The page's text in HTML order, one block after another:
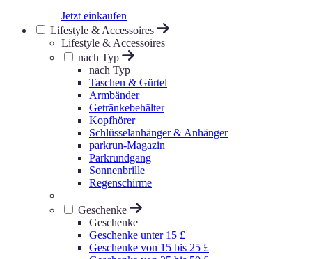
Jetzt einkaufen
Lifestyle & Accessoires
Lifestyle & Accessoires
nach Typ
nach Typ
Taschen & Gürtel
Armbänder
Getränkebehälter
Kopfhörer
Schlüsselanhänger & Anhänger
parkrun-Magazin
Parkrundgang
Sonnenbrille
Regenschirme
Geschenke
Geschenke
Geschenke unter 15 £
Geschenke von 15 bis 25 £